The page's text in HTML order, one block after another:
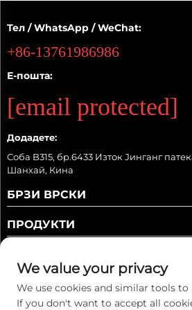
Тел / WhatsApp / WeChat:
+86-13761986986
Е-пошта:
[email protected]
Додадете:
Соба B315, бр.6433 Изток Јинганг
Шанхай, Кина
БРЗИ ВРСКИ
ПРОДУКТИ
Следете ни
We value your privacy
We use cookies and similar tools to
If you don't want to accept all